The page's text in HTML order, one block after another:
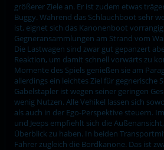
größerer Ziele an. Er ist zudem etwas
Buggy. Während das Schlauchboot sehr
ist, eignet sich das Kanonenboot
Gegneransammlungen am Strand vom
Die Lastwagen sind zwar gut gepanzert
Reaktion, um damit schnell vorwärts zu
Momente des Spiels genießen sie am
allerdings ein leichtes Ziel für gegnerische
Gabelstapler ist wegen seiner geringen
wenig Nutzen. Alle Vehikel lassen sich
als auch in der Ego-Perspektive steuern.
und Jeeps empfiehlt sich die
Überblick zu haben. In beiden
Fahrer zugleich die Bordkanone. Das ist